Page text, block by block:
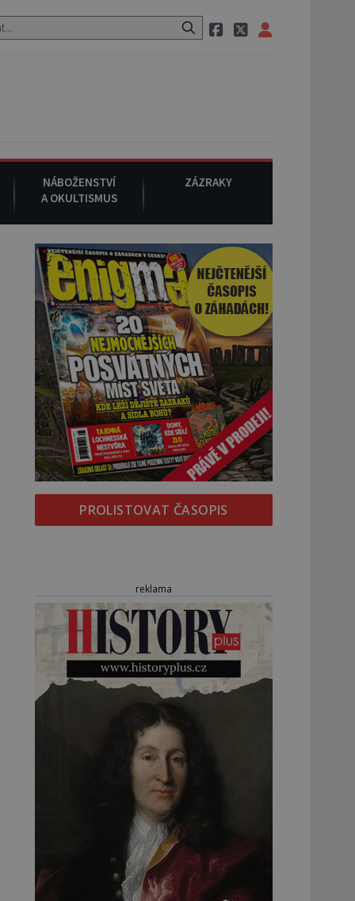
pak si na ulici zavolá taxi, nasedne do něj a už ho nikdy
NÁBOŽENSTVÍ
A OKULTISMUS
ZÁZRAKY
PROLISTOVAT ČASOPIS
reklama